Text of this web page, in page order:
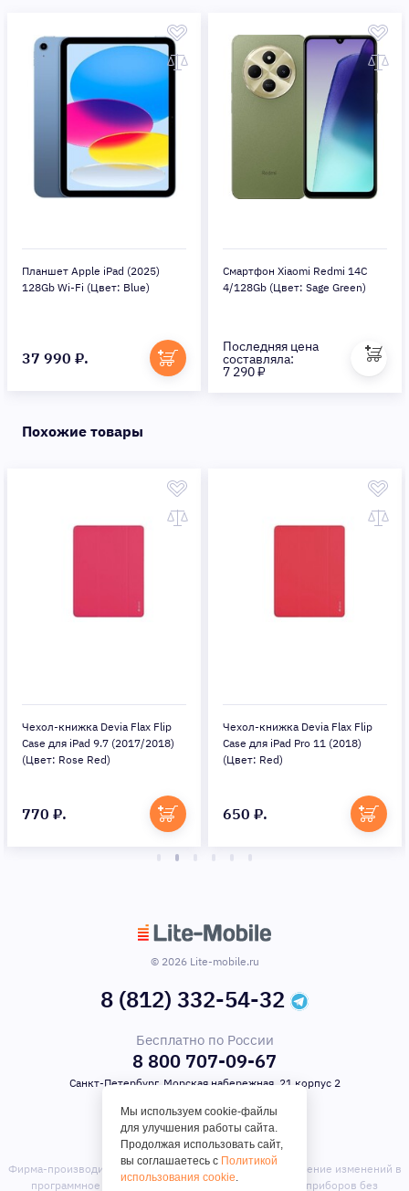
Планшет Apple iPad (2025)
128Gb Wi-Fi (Цвет: Blue)
37 990 ₽.
Смартфон Xiaomi Redmi 14C
4/128Gb (Цвет: Sage Green)
Последняя цена
составляла:
7 290 ₽
Похожие товары
Чехол-книжка Devia Flax Flip
Case для iPad 9.7 (2017/2018)
(Цвет: Rose Red)
770 ₽.
Чехол-книжка Devia Flax Flip
Case для iPad Pro 11 (2018)
(Цвет: Red)
650 ₽.
© 2026 Lite-mobile.ru
8 (812) 332-54-32
Бесплатно по России
8 800 707-09-67
Санкт-Петербург, Морская набережная, 21 корпус 2
Фирма-производитель оставляет за собой право на внесение изменений в
программное обеспечение, дизайн и комплектацию приборов без
Мы используем cookie-файлы
для улучшения работы сайта.
Продолжая использовать сайт,
вы соглашаетесь с Политикой
использования cookie.